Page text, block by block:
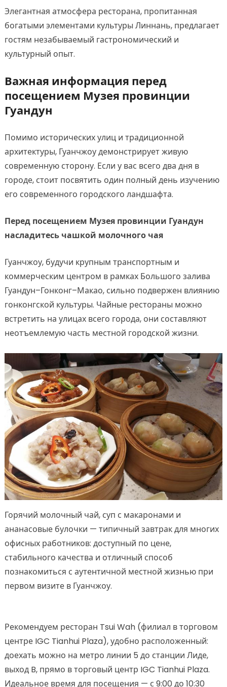
Элегантная атмосфера ресторана, пропитанная
богатыми элементами культуры Линнань, предлагает
гостям незабываемый гастрономический и
культурный опыт.
Важная информация перед
посещением Музея провинции
Гуандун
Помимо исторических улиц и традиционной
архитектуры, Гуанчжоу демонстрирует живую
современную сторону. Если у вас всего два дня в
городе, стоит посвятить один полный день изучению
его современного городского ландшафта.
Перед посещением Музея провинции Гуандун
насладитесь чашкой молочного чая
Гуанчжоу, будучи крупным транспортным и
коммерческим центром в рамках Большого залива
Гуандун–Гонконг–Макао, сильно подвержен влиянию
гонконгской культуры. Чайные рестораны можно
встретить на улицах всего города, они составляют
неотъемлемую часть местной городской жизни.
Горячий молочный чай, суп с макаронами и
ананасовые булочки — типичный завтрак для многих
офисных работников: доступный по цене,
стабильного качества и отличный способ
познакомиться с аутентичной местной жизнью при
первом визите в Гуанчжоу.
Рекомендуем ресторан Tsui Wah (филиал в торговом
центре IGC Tianhui Plaza), удобно расположенный:
доехать можно на метро линии 5 до станции Лиде,
выход B, прямо в торговый центр IGC Tianhui Plaza.
Идеальное время для посещения — с 9:00 до 10:30